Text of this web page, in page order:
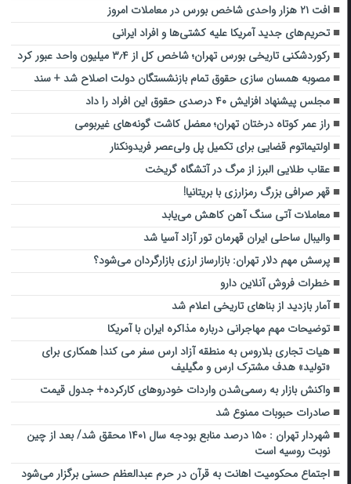
افت ۲۱ هزار واحدی شاخص بورس در معاملات امروز
تحریم‌های جدید آمریکا علیه کشتی‌ها و افراد ایرانی
رکوردشکنی تاریخی بورس تهران؛ شاخص کل از ۳٫۴ میلیون واحد عبور کرد
مصوبه همسان سازی حقوق تمام بازنشستگان دولت اصلاح شد + سند
مجلس پیشنهاد افزایش ۴۰ درصدی حقوق این افراد را داد
راز عمر کوتاه درختان تهران؛ معضل کاشت گونه‌های غیربومی
اولتیماتوم قضایی برای تکمیل پل ولی‌عصر فریدونکنار
عقاب طلایی البرز از مرگ در آتشگاه گریخت
قهر صرافی بزرگ رمزارزی با بریتانیا!
معاملات آتی سنگ آهن کاهش می‌یابد
والیبال ساحلی ایران قهرمان تور آزاد آسیا شد
پرسش مهم دلار تهران: بازارساز ارزی بازارگردان می‌شود؟
خطرات فروش آنلاین دارو
آمار بازدید از بناهای تاریخی اعلام شد
توضیحات مهم مهاجرانی درباره مذاکره ایران با آمریکا
هیات تجاری بلاروس به منطقه آزاد ارس سفر می کند| همکاری برای
«تولید» هدف مشترک ارس و مگیلیف
واکنش بازار به رسمی‌شدن واردات خودروهای کارکرده+ جدول قیمت
صادرات حبوبات ممنوع شد
شهردار تهران : ۱۵۰ درصد منابع بودجه سال ۱۴۰۱ محقق شد/ بعد از چین
نوبت روسیه است
اجتماع محکومیت اهانت به قرآن در حرم عبدالعظم حسنی برگزار می‌شود